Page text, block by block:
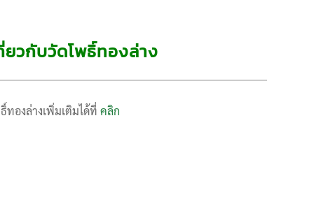
ยวกับวัดโพธิ์ทองล่าง
ทองล่างเพิ่มเติมได้ที่ คลิก